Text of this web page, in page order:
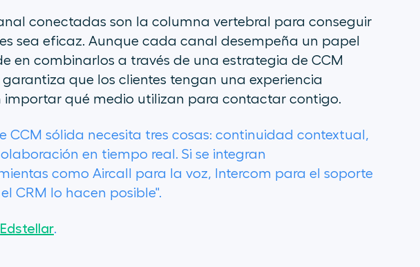
conectadas son la columna vertebral para conseguir
sea eficaz. Aunque cada canal desempeña un papel
en combinarlos a través de una estrategia de CCM
que los clientes tengan una experiencia
importar qué medio utilizan para contactar contigo.
CCM sólida necesita tres cosas: continuidad contextual,
en tiempo real. Si se integran
como Aircall para la voz, Intercom para el soporte
CRM lo hacen posible".
Edstellar.